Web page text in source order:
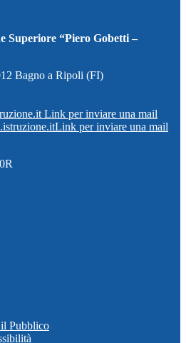
Superiore “Piero Gobetti –
Bagno a Ripoli (FI)
Link per inviare una mail
Link per inviare una mail
Pubblico